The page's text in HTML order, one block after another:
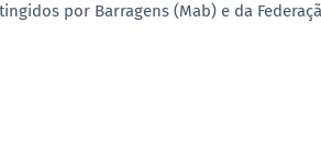
por Barragens (Mab) e da